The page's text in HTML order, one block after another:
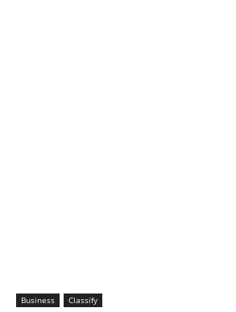
Business Classify